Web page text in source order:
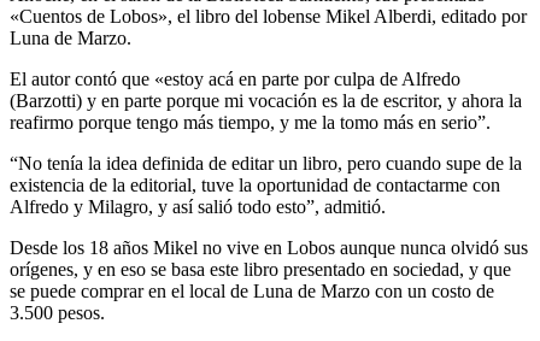
«Cuentos de Lobos», el libro del lobense Mikel Alberdi, editado por
Luna de Marzo.
El autor contó que «estoy acá en parte por culpa de Alfredo
(Barzotti) y en parte porque mi vocación es la de escritor, y ahora la
reafirmo porque tengo más tiempo, y me la tomo más en serio”.
“No tenía la idea definida de editar un libro, pero cuando supe de la
existencia de la editorial, tuve la oportunidad de contactarme con
Alfredo y Milagro, y así salió todo esto”, admitió.
Desde los 18 años Mikel no vive en Lobos aunque nunca olvidó sus
orígenes, y en eso se basa este libro presentado en sociedad, y que
se puede comprar en el local de Luna de Marzo con un costo de
3.500 pesos.